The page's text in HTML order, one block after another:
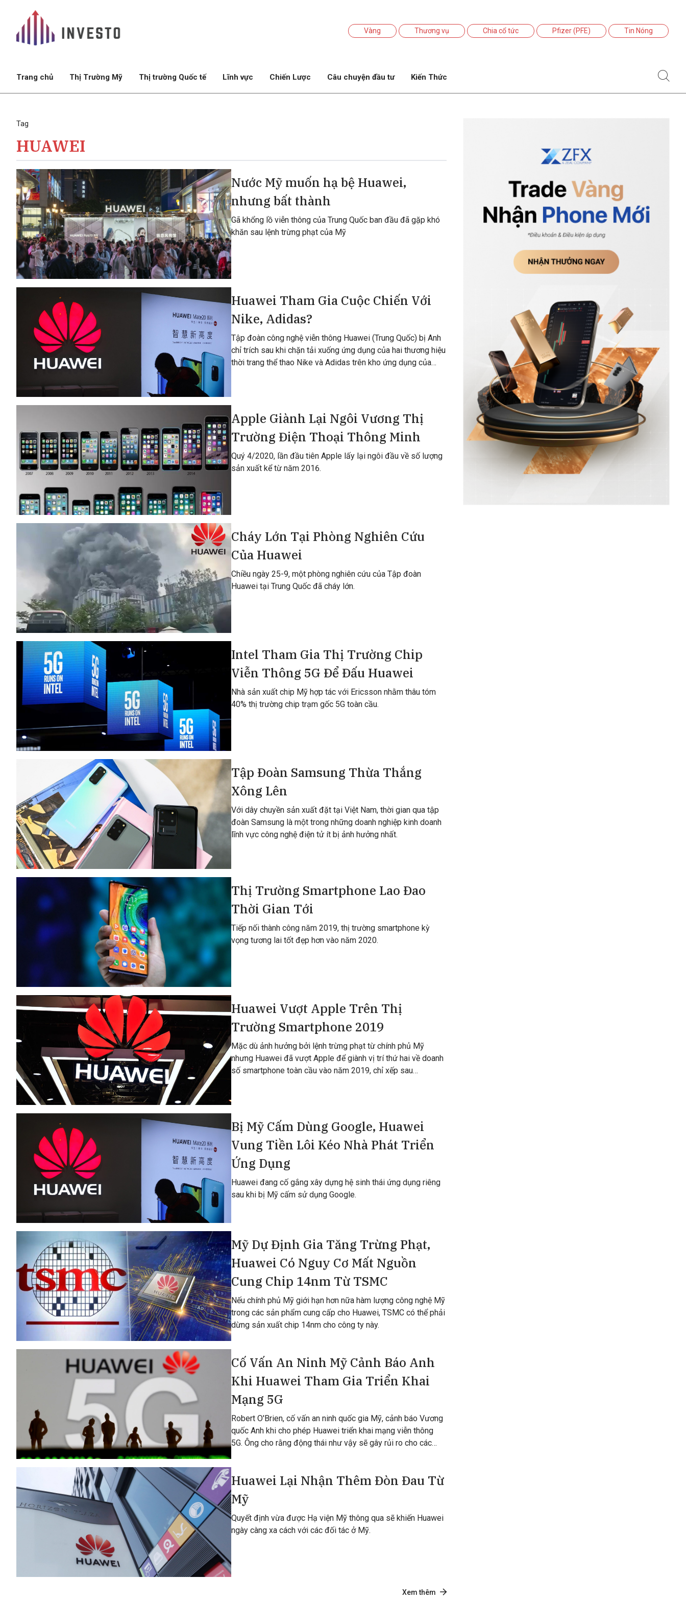
Vàng Thương vụ Chia cổ tức Pfizer (PFE) Tin Nóng
Trang chủ Thị Trường Mỹ Thị trường Quốc tế Lĩnh vực Chiến Lược Câu chuyện đầu tư Kiến Thức
Tag
HUAWEI
Nước Mỹ muốn hạ bệ Huawei,
nhưng bất thành
Gã khổng lồ viễn thông của Trung Quốc ban đầu đã gặp khó
khăn sau lệnh trừng phạt của Mỹ
Huawei Tham Gia Cuộc Chiến Với
Nike, Adidas?
Tập đoàn công nghệ viễn thông Huawei (Trung Quốc) bị Anh
chỉ trích sau khi chặn tải xuống ứng dụng của hai thương hiệu
thời trang thể thao Nike và Adidas trên kho ứng dụng của
Apple Giành Lại Ngôi Vương Thị
Trường Điện Thoại Thông Minh
Quý 4/2020, lần đầu tiên Apple lấy lại ngôi đầu về số lượng
sản xuất kể từ năm 2016.
Cháy Lớn Tại Phòng Nghiên Cứu
Của Huawei
Chiều ngày 25-9, một phòng nghiên cứu của Tập đoàn
Huawei tại Trung Quốc đã cháy lớn.
Intel Tham Gia Thị Trường Chip
Viễn Thông 5G Để Đấu Huawei
Nhà sản xuất chip Mỹ hợp tác với Ericsson nhằm thâu tóm
40% thị trường chip trạm gốc 5G toàn cầu.
Tập Đoàn Samsung Thừa Thắng
Xông Lên
Với dây chuyền sản xuất đặt tại Việt Nam, thời gian qua tập
đoàn Samsung là một trong những doanh nghiệp kinh doanh
lĩnh vực công nghệ điện tử ít bị ảnh hưởng nhất.
Thị Trường Smartphone Lao Đao
Thời Gian Tới
Tiếp nối thành công năm 2019, thị trường smartphone kỳ
vọng tương lai tốt đẹp hơn vào năm 2020.
Huawei Vượt Apple Trên Thị
Trường Smartphone 2019
Mặc dù ảnh hưởng bởi lệnh trừng phạt từ chính phủ Mỹ
nhưng Huawei đã vượt Apple để giành vị trí thứ hai về doanh
số smartphone toàn cầu vào năm 2019, chỉ xếp sau
Bị Mỹ Cấm Dùng Google, Huawei
Vung Tiền Lôi Kéo Nhà Phát Triển
Ứng Dụng
Huawei đang cố gắng xây dựng hệ sinh thái ứng dụng riêng
sau khi bị Mỹ cấm sử dụng Google.
Mỹ Dự Định Gia Tăng Trừng Phạt,
Huawei Có Nguy Cơ Mất Nguồn
Cung Chip 14nm Từ TSMC
Nếu chính phủ Mỹ giới hạn hơn nữa hàm lượng công nghệ Mỹ
trong các sản phẩm cung cấp cho Huawei, TSMC có thể phải
dừng sản xuất chip 14nm cho công ty này.
Cố Vấn An Ninh Mỹ Cảnh Báo Anh
Khi Huawei Tham Gia Triển Khai
Mạng 5G
Robert O'Brien, cố vấn an ninh quốc gia Mỹ, cảnh báo Vương
quốc Anh khi cho phép Huawei triển khai mạng viễn thông
5G. Ông cho rằng động thái như vậy sẽ gây rủi ro cho các
Huawei Lại Nhận Thêm Đòn Đau Từ
Mỹ
Quyết định vừa được Hạ viện Mỹ thông qua sẽ khiến Huawei
ngày càng xa cách với các đối tác ở Mỹ.
Xem thêm